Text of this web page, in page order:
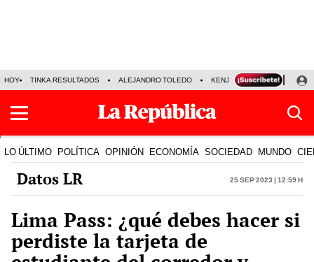
HOY TINKA RESULTADOS ALEJANDRO TOLEDO KENJI FUJIMORI
LO ÚLTIMO POLÍTICA OPINIÓN ECONOMÍA SOCIEDAD MUNDO
Datos LR 25 Sep 2023 | 12:59 h
Lima Pass: ¿qué debes hacer si
perdiste la tarjeta de